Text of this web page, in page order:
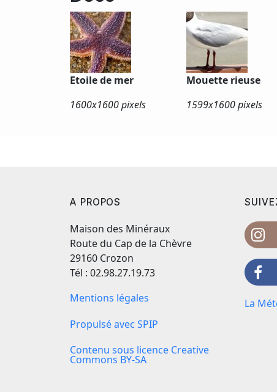
Etoile de mer
1600x1600 pixels
Mouette rieuse
1599x1600 pixels
A PROPOS
Maison des Minéraux
Route du Cap de la Chèvre
29160 Crozon
Tél : 02.98.27.19.73
Mentions légales
Propulsé avec SPIP
Contenu sous licence Creative
Commons BY-SA
La